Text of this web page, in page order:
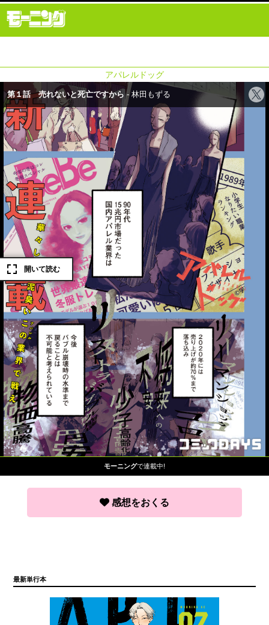
アパレルドッグ
モーニングで連載中!
感想をおくる
最新単行本